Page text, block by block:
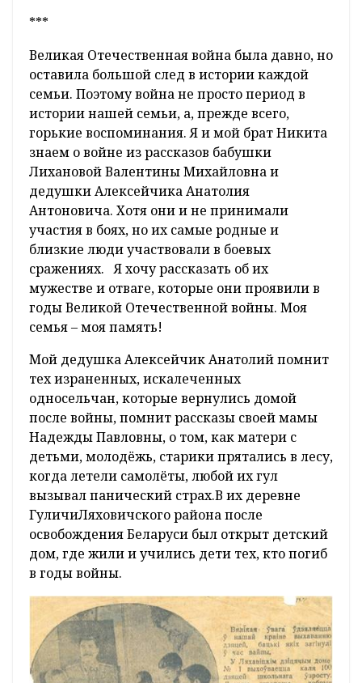
***
Великая Отечественная война была давно, но
оставила большой след в истории каждой
семьи. Поэтому война не просто период в
истории нашей семьи, а, прежде всего,
горькие воспоминания. Я и мой брат Никита
знаем о войне из рассказов бабушки
Лихановой Валентины Михайловна и
дедушки Алексейчика Анатолия
Антоновича. Хотя они и не принимали
участия в боях, но их самые родные и
близкие люди участвовали в боевых
сражениях. Я хочу рассказать об их
мужестве и отваге, которые они проявили в
годы Великой Отечественной войны. Моя
семья – моя память!
Мой дедушка Алексейчик Анатолий помнит
тех израненных, искалеченных
односельчан, которые вернулись домой
после войны, помнит рассказы своей мамы
Надежды Павловны, о том, как матери с
детьми, молодёжь, старики прятались в лесу,
когда летели самолёты, любой их гул
вызывал панический страх.В их деревне
ГуличиЛяховичского района после
освобождения Беларуси был открыт детский
дом, где жили и учились дети тех, кто погиб
в годы войны.